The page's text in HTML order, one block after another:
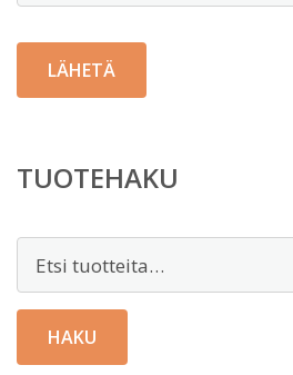
TUOTEHAKU
HAKU